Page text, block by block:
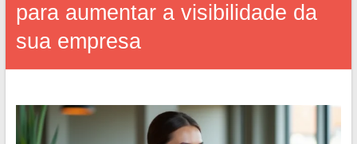
para aumentar a visibilidade da
sua empresa